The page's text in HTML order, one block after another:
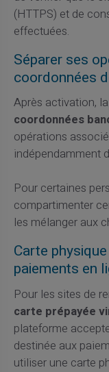
(HTTPS) et de
effectuées.
Séparer ses
coordonnées
Après activation,
coordonnées
opérations
indépendamment
Pour certaines
compartimenter
les mélanger aux
Carte
paiements en
Pour les sites de
carte prépayée
plateforme
destinée aux
utiliser une carte